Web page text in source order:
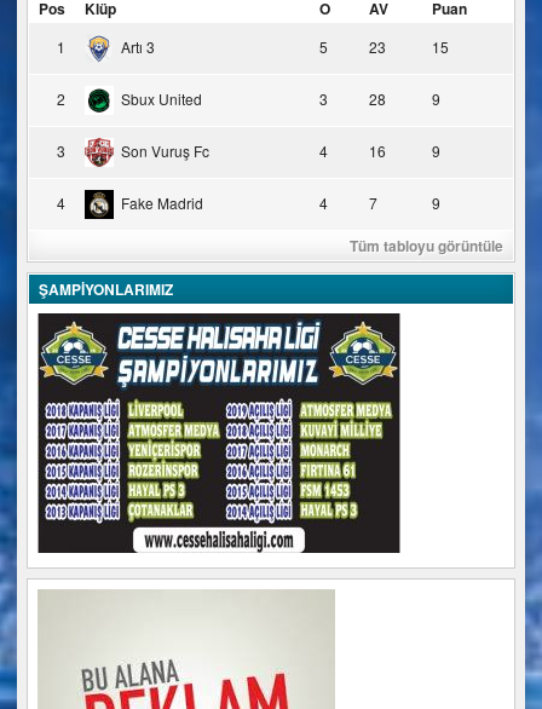
Pos Klüp O AV Puan
1 Artı 3 5 23 15
2 Sbux United 3 28 9
3 Son Vuruş Fc 4 16 9
4 Fake Madrid 4 7 9
Tüm tabloyu görüntüle
ŞAMPİYONLARIMIZ